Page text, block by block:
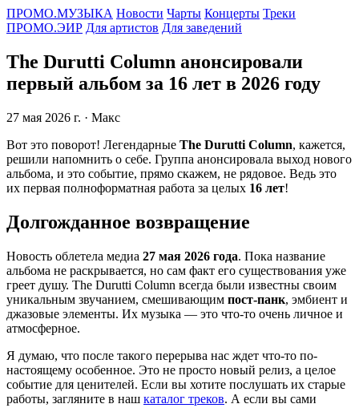
ПРОМО.МУЗЫКА Новости Чарты Концерты Треки
ПРОМО.ЭИР Для артистов Для заведений
The Durutti Column анонсировали
первый альбом за 16 лет в 2026 году
27 мая 2026 г. · Макс
Вот это поворот! Легендарные The Durutti Column, кажется,
решили напомнить о себе. Группа анонсировала выход нового
альбома, и это событие, прямо скажем, не рядовое. Ведь это
их первая полноформатная работа за целых 16 лет!
Долгожданное возвращение
Новость облетела медиа 27 мая 2026 года. Пока название
альбома не раскрывается, но сам факт его существования уже
греет душу. The Durutti Column всегда были известны своим
уникальным звучанием, смешивающим пост-панк, эмбиент и
джазовые элементы. Их музыка — это что-то очень личное и
атмосферное.
Я думаю, что после такого перерыва нас ждет что-то по-
настоящему особенное. Это не просто новый релиз, а целое
событие для ценителей. Если вы хотите послушать их старые
работы, загляните в наш каталог треков. А если вы сами